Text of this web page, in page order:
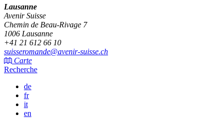
Lausanne
Avenir Suisse
Chemin de Beau-Rivage 7
1006 Lausanne
+41 21 612 66 10
suisseromande@avenir-suisse.ch
Carte
Recherche
de
fr
it
en